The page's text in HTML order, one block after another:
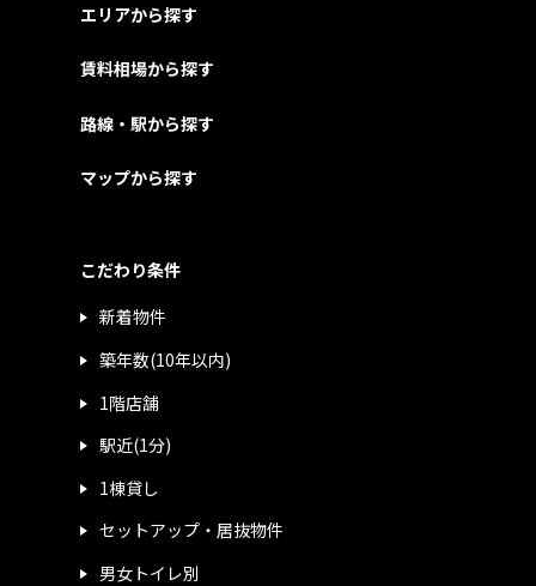
エリアから探す
賃料相場から探す
路線・駅から探す
マップから探す
こだわり条件
新着物件
築年数(10年以内)
1階店舗
駅近(1分)
1棟貸し
セットアップ・居抜物件
男女トイレ別